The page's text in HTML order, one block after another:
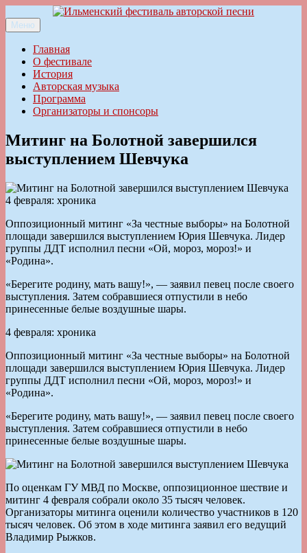
к
содержимому
Ильменский фестиваль авторской песни
Меню
Главная
О фестивале
История
Авторская музыка
Программа
Организаторы и спонсоры
Митинг на Болотной завершился
выступлением Шевчука
4 февраля: хроника
Оппозиционный митинг «За честные выборы» на Болотной
площади завершился выступлением Юрия Шевчука. Лидер
группы ДДТ исполнил песни «Ой, мороз, мороз!» и
«Родина».
«Берегите родину, мать вашу!», — заявил певец после своего
выступления. Затем собравшиеся отпустили в небо
принесенные белые воздушные шары.
4 февраля: хроника
Оппозиционный митинг «За честные выборы» на Болотной
площади завершился выступлением Юрия Шевчука. Лидер
группы ДДТ исполнил песни «Ой, мороз, мороз!» и
«Родина».
«Берегите родину, мать вашу!», — заявил певец после своего
выступления. Затем собравшиеся отпустили в небо
принесенные белые воздушные шары.
По оценкам ГУ МВД по Москве, оппозиционное шествие и
митинг 4 февраля собрали около 35 тысяч человек.
Организаторы митинга оценили количество участников в 120
тысяч человек. Об этом в ходе митинга заявил его ведущий
Владимир Рыжков.